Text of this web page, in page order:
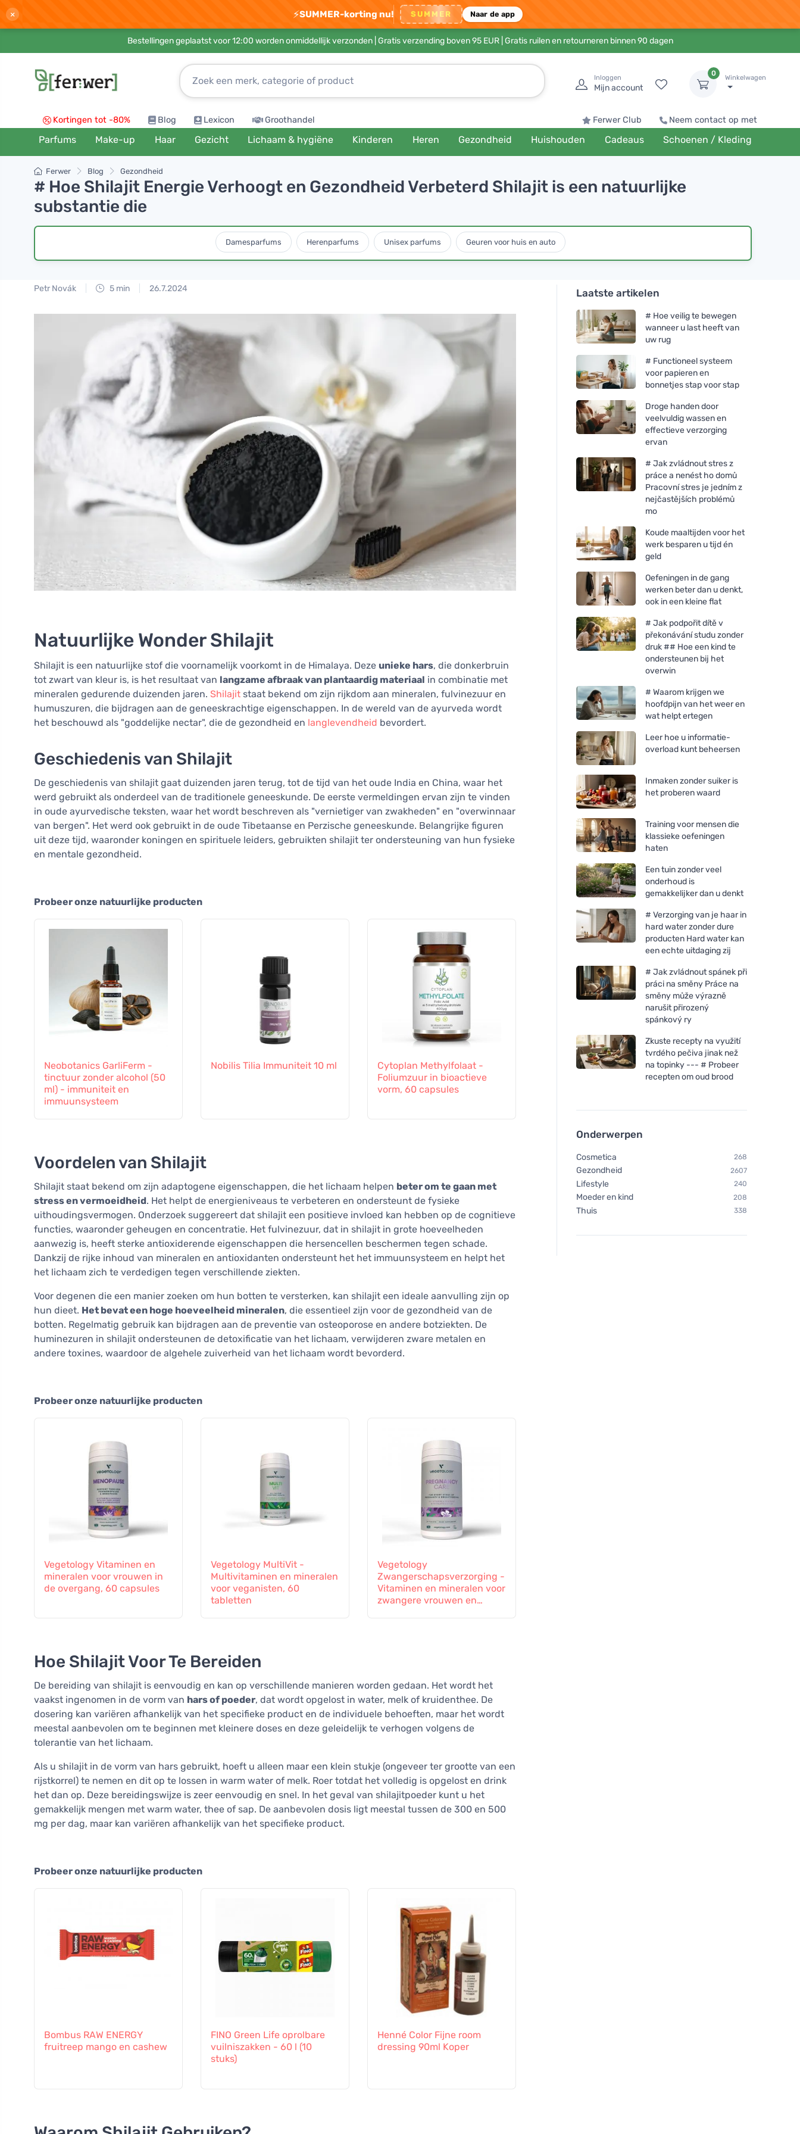
× ⚡SUMMER-korting nu! SUMMER Naar de app
Bestellingen geplaatst voor 12:00 worden onmiddellijk verzonden | Gratis verzending boven 95 EUR| Gratis ruilen en retourneren binnen 90 dagen
Inloggen
Mijn account
0
Winkelwagen
Kortingen tot -80% Blog Lexicon Groothandel Ferwer Club Neem contact op met
Parfums Make-up Haar Gezicht Lichaam & hygiëne Kinderen Heren Gezondheid Huishouden Cadeaus Schoenen / Kleding
Ferwer Blog Gezondheid
# Hoe Shilajit Energie Verhoogt en Gezondheid Verbeterd Shilajit is een natuurlijke
substantie die
Damesparfums Herenparfums Unisex parfums Geuren voor huis en auto
Petr Novák 5 min 26.7.2024
Natuurlijke Wonder Shilajit
Shilajit is een natuurlijke stof die voornamelijk voorkomt in de Himalaya. Deze unieke hars, die donkerbruin
tot zwart van kleur is, is het resultaat van langzame afbraak van plantaardig materiaal in combinatie met
mineralen gedurende duizenden jaren. Shilajit staat bekend om zijn rijkdom aan mineralen, fulvinezuur en
humuszuren, die bijdragen aan de geneeskrachtige eigenschappen. In de wereld van de ayurveda wordt
het beschouwd als "goddelijke nectar", die de gezondheid en langlevendheid bevordert.
Geschiedenis van Shilajit
De geschiedenis van shilajit gaat duizenden jaren terug, tot de tijd van het oude India en China, waar het
werd gebruikt als onderdeel van de traditionele geneeskunde. De eerste vermeldingen ervan zijn te vinden
in oude ayurvedische teksten, waar het wordt beschreven als "vernietiger van zwakheden" en "overwinnaar
van bergen". Het werd ook gebruikt in de oude Tibetaanse en Perzische geneeskunde. Belangrijke figuren
uit deze tijd, waaronder koningen en spirituele leiders, gebruikten shilajit ter ondersteuning van hun fysieke
en mentale gezondheid.
Probeer onze natuurlijke producten
Neobotanics GarliFerm -
tinctuur zonder alcohol (50
ml) - immuniteit en
immuunsysteem
Nobilis Tilia Immuniteit 10 ml
Cytoplan Methylfolaat -
Foliumzuur in bioactieve
vorm, 60 capsules
Neobotanics Imunacut Forte
Vegetology
Actieve Energie -
Voordelen van Shilajit
Shilajit staat bekend om zijn adaptogene eigenschappen, die het lichaam helpen beter om te gaan met
stress en vermoeidheid. Het helpt de energieniveaus te verbeteren en ondersteunt de fysieke
uithoudingsvermogen. Onderzoek suggereert dat shilajit een positieve invloed kan hebben op de cognitieve
functies, waaronder geheugen en concentratie. Het fulvinezuur, dat in shilajit in grote hoeveelheden
aanwezig is, heeft sterke antioxiderende eigenschappen die hersencellen beschermen tegen schade.
Dankzij de rijke inhoud van mineralen en antioxidanten ondersteunt het het immuunsysteem en helpt het
het lichaam zich te verdedigen tegen verschillende ziekten.
Voor degenen die een manier zoeken om hun botten te versterken, kan shilajit een ideale aanvulling zijn op
hun dieet. Het bevat een hoge hoeveelheid mineralen, die essentieel zijn voor de gezondheid van de
botten. Regelmatig gebruik kan bijdragen aan de preventie van osteoporose en andere botziekten. De
huminezuren in shilajit ondersteunen de detoxificatie van het lichaam, verwijderen zware metalen en
andere toxines, waardoor de algehele zuiverheid van het lichaam wordt bevorderd.
Probeer onze natuurlijke producten
Vegetology Vitaminen en
mineralen voor vrouwen in
de overgang, 60 capsules
Vegetology MultiVit -
Multivitaminen en mineralen
voor veganisten, 60
tabletten
Vegetology
Zwangerschapsverzorging -
Vitaminen en mineralen voor
zwangere vrouwen en
Hoe Shilajit Voor Te Bereiden
De bereiding van shilajit is eenvoudig en kan op verschillende manieren worden gedaan. Het wordt het
vaakst ingenomen in de vorm van hars of poeder, dat wordt opgelost in water, melk of kruidenthee. De
dosering kan variëren afhankelijk van het specifieke product en de individuele behoeften, maar het wordt
meestal aanbevolen om te beginnen met kleinere doses en deze geleidelijk te verhogen volgens de
tolerantie van het lichaam.
Als u shilajit in de vorm van hars gebruikt, hoeft u alleen maar een klein stukje (ongeveer ter grootte van een
rijstkorrel) te nemen en dit op te lossen in warm water of melk. Roer totdat het volledig is opgelost en drink
het dan op. Deze bereidingswijze is zeer eenvoudig en snel. In het geval van shilajitpoeder kunt u het
gemakkelijk mengen met warm water, thee of sap. De aanbevolen dosis ligt meestal tussen de 300 en 500
mg per dag, maar kan variëren afhankelijk van het specifieke product.
Probeer onze natuurlijke producten
Bombus RAW ENERGY
fruitreep mango en cashew
FINO Green Life oprolbare
vuilniszakken - 60 l (10
stuks)
Henné Color Fijne room
dressing 90ml Koper
Laatste artikelen
# Hoe veilig te bewegen
wanneer u last heeft van
uw rug
# Functioneel systeem
voor papieren en
bonnetjes stap voor stap
Droge handen door
veelvuldig wassen en
effectieve verzorging
ervan
# Jak zvládnout stres z
práce a nenést ho domů
Pracovní stres je jedním z
nejčastějších problémů
mo
Koude maaltijden voor het
werk besparen u tijd én
geld
Oefeningen in de gang
werken beter dan u denkt,
ook in een kleine flat
# Jak podpořit dítě v
překonávání studu zonder
druk ## Hoe een kind te
ondersteunen bij het
overwin
# Waarom krijgen we
hoofdpijn van het weer en
wat helpt ertegen
Leer hoe u informatie-
overload kunt beheersen
Inmaken zonder suiker is
het proberen waard
Training voor mensen die
klassieke oefeningen
haten
Een tuin zonder veel
onderhoud is
gemakkelijker dan u denkt
# Verzorging van je haar in
hard water zonder dure
producten Hard water kan
een echte uitdaging zij
# Jak zvládnout spánek při
práci na směny Práce na
směny může výrazně
narušit přirozený
spánkový ry
Zkuste recepty na využití
tvrdého pečiva jinak než
na topinky --- # Probeer
recepten om oud brood
Onderwerpen
Cosmetica 268
Gezondheid 2607
Lifestyle 240
Moeder en kind 208
Thuis 338